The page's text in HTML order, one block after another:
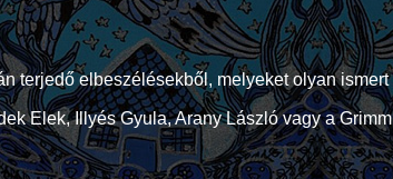
terjedő elbeszélésekből, melyeket olyan ismert
Elek, Illyés Gyula, Arany László vagy a Grimm